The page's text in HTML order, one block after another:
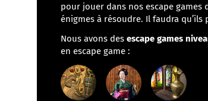
pour jouer dans nos escape
énigmes à résoudre. Il faudra
Nous avons des escape games
en escape game :